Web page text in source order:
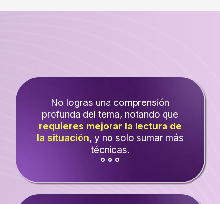
No logras una comprensión
profunda del tema, notando que
requieres mejorar la lectura de
la situación, y no solo sumar más
técnicas.
º º º